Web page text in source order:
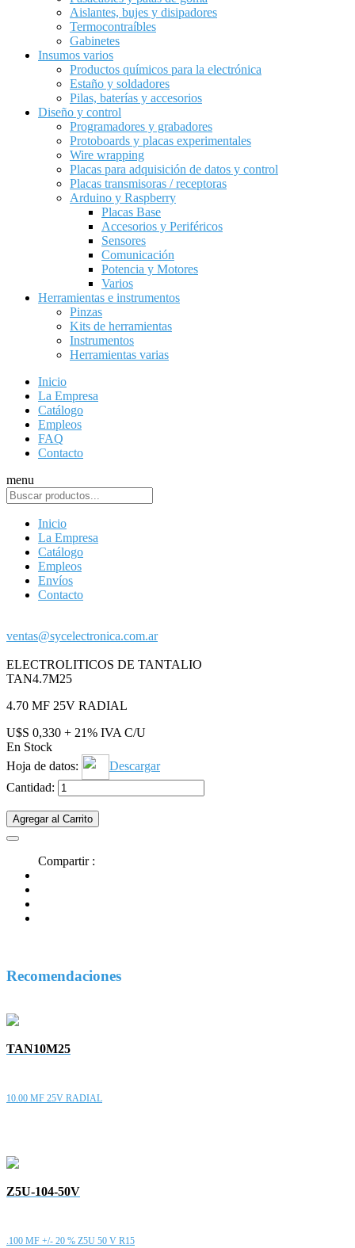
Aislantes, bujes y disipadores
Termocontraíbles
Gabinetes
Insumos varios
Productos químicos para la electrónica
Estaño y soldadores
Pilas, baterías y accesorios
Diseño y control
Programadores y grabadores
Protoboards y placas experimentales
Wire wrapping
Placas para adquisición de datos y control
Placas transmisoras / receptoras
Arduino y Raspberry
Placas Base
Accesorios y Periféricos
Sensores
Comunicación
Potencia y Motores
Varios
Herramientas e instrumentos
Pinzas
Kits de herramientas
Instrumentos
Herramientas varias
Inicio
La Empresa
Catálogo
Empleos
FAQ
Contacto
menu
Inicio
La Empresa
Catálogo
Empleos
Envíos
Contacto
ventas@sycelectronica.com.ar
ELECTROLITICOS DE TANTALIO
TAN4.7M25
4.70 MF 25V RADIAL
U$S 0,330 + 21% IVA C/U
En Stock
Hoja de datos:
Descargar
Cantidad:
Agregar al Carrito
Compartir :
Recomendaciones
TAN10M25
10.00 MF 25V RADIAL
Z5U-104-50V
.100 MF +/- 20 % Z5U 50 V R15